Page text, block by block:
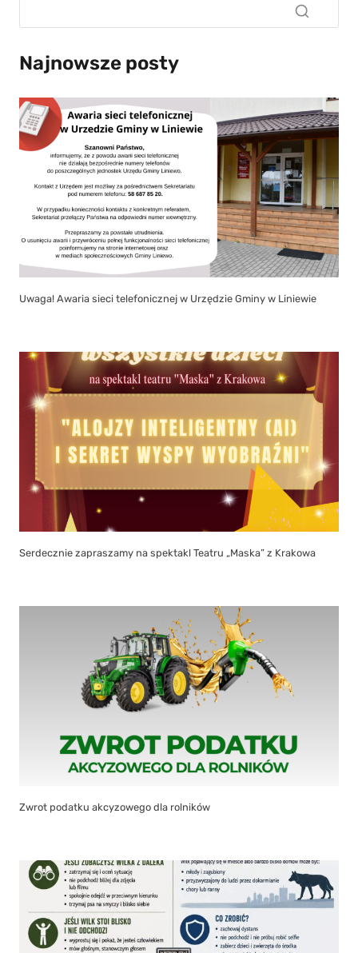
Najnowsze posty
Uwaga! Awaria sieci telefonicznej w Urzędzie Gminy w Liniewie
Serdecznie zapraszamy na spektakl Teatru „Maska” z Krakowa
Zwrot podatku akcyzowego dla rolników